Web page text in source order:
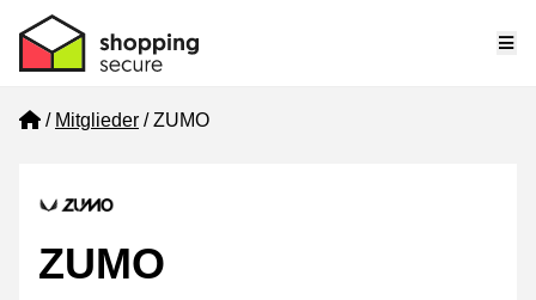
Home
Mitglieder ZUMO
ZUMO